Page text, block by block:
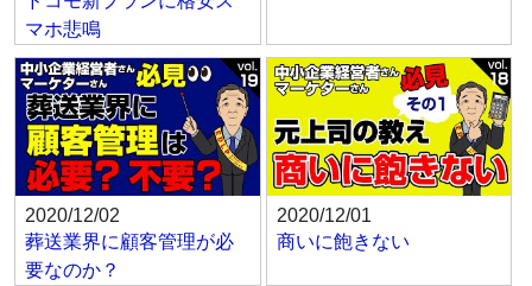
マホ悲鳴
2020/12/02
葬送業界に顧客管理が必
要なのか？
2020/12/01
商いに飽きない